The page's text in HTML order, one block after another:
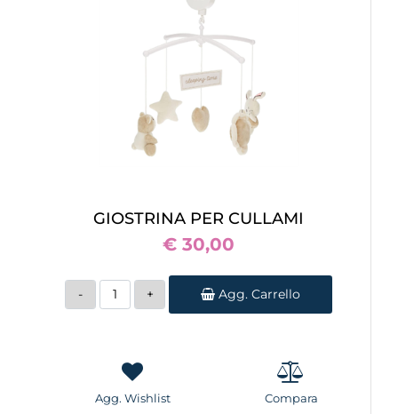
GIOSTRINA PER CULLAMI
€ 30,00
Quantità
Agg. Carrello
Agg. Wishlist Compara